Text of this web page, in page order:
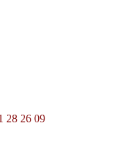
28 26 09